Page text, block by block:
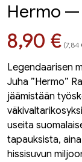
Hermo
Hinta
8,90 € (7,84
Legendaarisen
Juha ”Hermo”
jäämistään
useita
tapauksista,
hissisuvun